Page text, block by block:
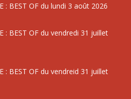
: BEST OF du lundi 3 août 2026
: BEST OF du vendredi 31 juillet
: BEST OF du vendreid 31 juillet